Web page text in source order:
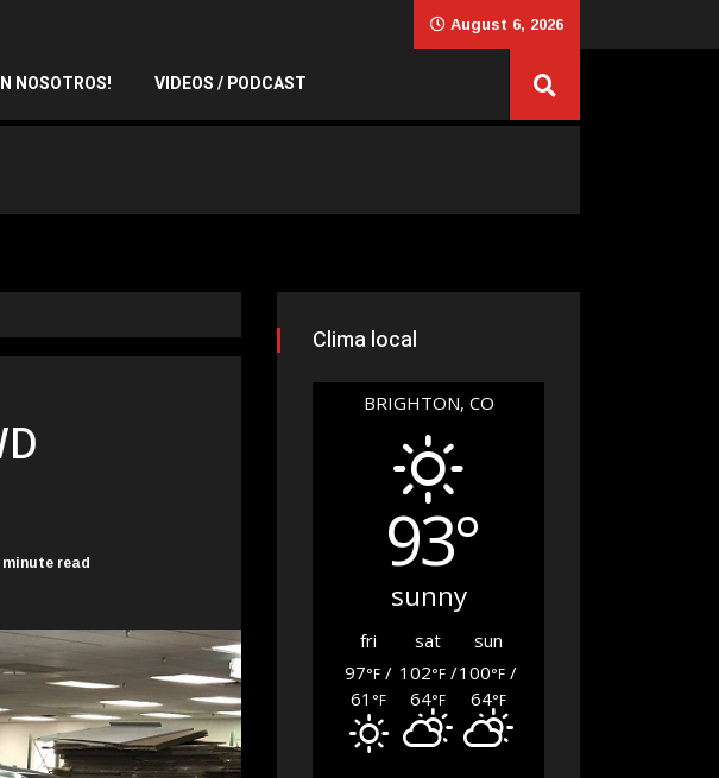
August 6, 2026
NOSOTROS! VIDEOS / PODCAST
minute read
Clima local
BRIGHTON, CO
93°
sunny
fri sat
sun
97°F /
61 °F
102°F/
64°F
100°F /
64°F